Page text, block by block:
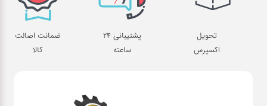
تحویل
اکسپرس
پشتیبانی 24
ساعته
ضمانت اصالت
کالا